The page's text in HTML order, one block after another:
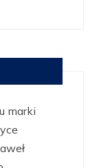
marki